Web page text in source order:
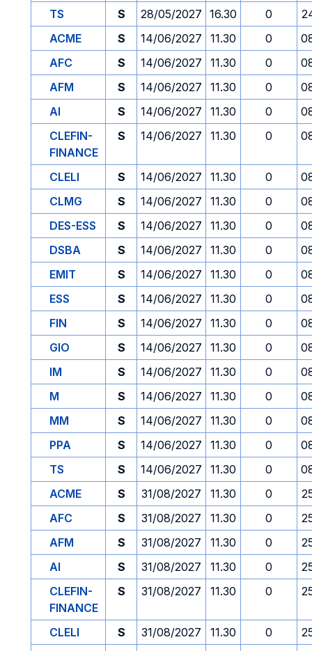
TS
S 28/05/2027 16.30 0
ACME
S 14/06/2027 11.30 0
AFC
S 14/06/2027 11.30 0
AFM
S 14/06/2027 11.30 0
AI
S 14/06/2027 11.30 0
CLEFIN-
FINANCE
S 14/06/2027 11.30 0
CLELI S 14/06/2027 11.30 0
CLMG
S 14/06/2027 11.30 0
DES-ESS
S 14/06/2027 11.30 0
DSBA
S 14/06/2027 11.30 0
EMIT
S 14/06/2027 11.30 0
ESS
S 14/06/2027 11.30 0
FIN
S 14/06/2027 11.30 0
GIO
S 14/06/2027 11.30 0
IM
S 14/06/2027 11.30 0
M
S 14/06/2027 11.30 0
MM
S 14/06/2027 11.30 0
PPA
S 14/06/2027 11.30 0
TS
S 14/06/2027 11.30 0
ACME
S 31/08/2027 11.30 0
AFC
S 31/08/2027 11.30 0
AFM
S 31/08/2027 11.30 0
AI
S 31/08/2027 11.30 0
CLEFIN-
FINANCE
S 31/08/2027 11.30 0
CLELI S 31/08/2027 11.30 0